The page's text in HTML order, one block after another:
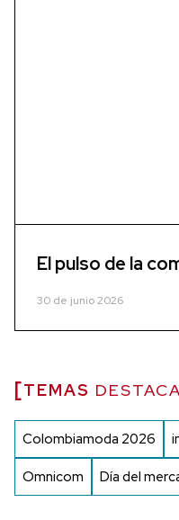
El pulso de la
30 de junio 2026
TEMAS
Colombiamoda 2026
Omnicom Día del